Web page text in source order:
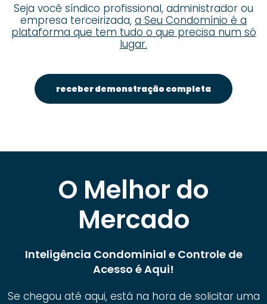
Seja você síndico profissional, administrador ou
empresa terceirizada, a Seu Condomínio é a
plataforma que tem tudo o que precisa num só
lugar.
receber demonstração completa
O Melhor do
Mercado
Inteligência Condominial e Controle de
Acesso é Aqui!
Se chegou até aqui, está na hora de solicitar uma